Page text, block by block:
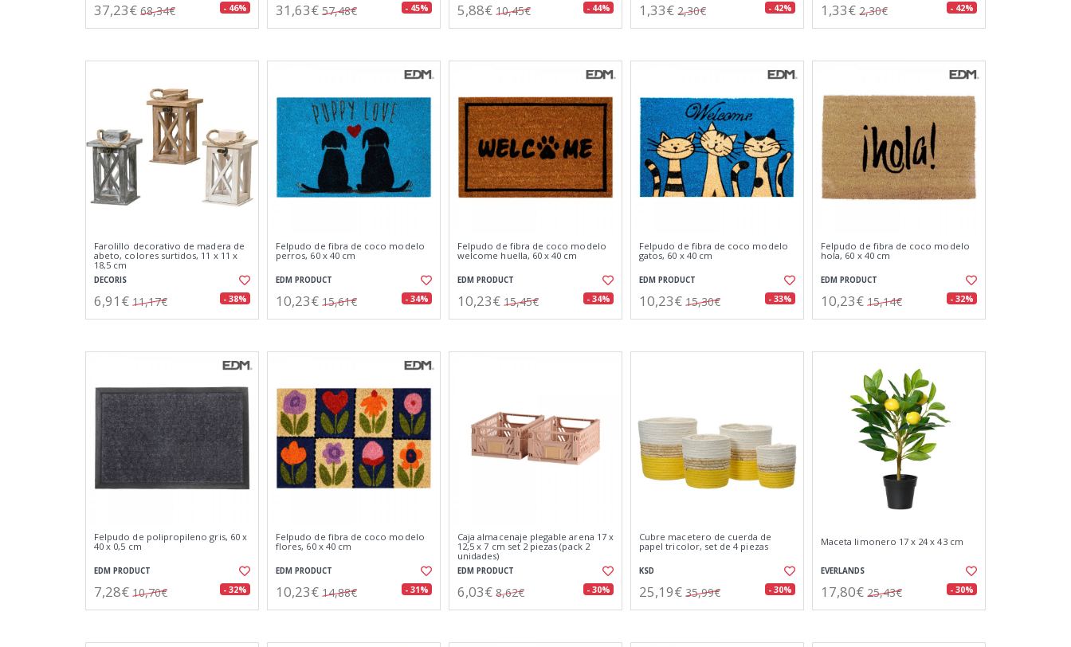
37,23€ 68,34€ - 46% 31,63€ 57,48€ - 45% 5,88€ 10,45€ - 44% 1,33€ 2,30€ - 42% 1,33€ 2,30€ - 42%
Farolillo decorativo de madera de
abeto, colores surtidos, 11 x 11 x
18,5 cm
DECORIS
6,91€ 11,17€ - 38%
Felpudo de fibra de coco modelo
perros, 60 x 40 cm
EDM PRODUCT
10,23€ 15,61€ - 34%
Felpudo de fibra de coco modelo
welcome huella, 60 x 40 cm
EDM PRODUCT
10,23€ 15,45€ - 34%
Felpudo de fibra de coco modelo
gatos, 60 x 40 cm
EDM PRODUCT
10,23€ 15,30€ - 33%
Felpudo de fibra de coco modelo
hola, 60 x 40 cm
EDM PRODUCT
10,23€ 15,14€ - 32%
Felpudo de polipropileno gris, 60 x
40 x 0,5 cm
EDM PRODUCT
7,28€ 10,70€ - 32%
Felpudo de fibra de coco modelo
flores, 60 x 40 cm
EDM PRODUCT
10,23€ 14,88€ - 31%
Caja almacenaje plegable arena 17 x
12,5 x 7 cm set 2 piezas (pack 2
unidades)
EDM PRODUCT
6,03€ 8,62€ - 30%
Cubre macetero de cuerda de
papel tricolor, set de 4 piezas
KSD
25,19€ 35,99€ - 30%
Maceta limonero 17 x 24 x 43 cm
EVERLANDS
17,80€ 25,43€ - 30%